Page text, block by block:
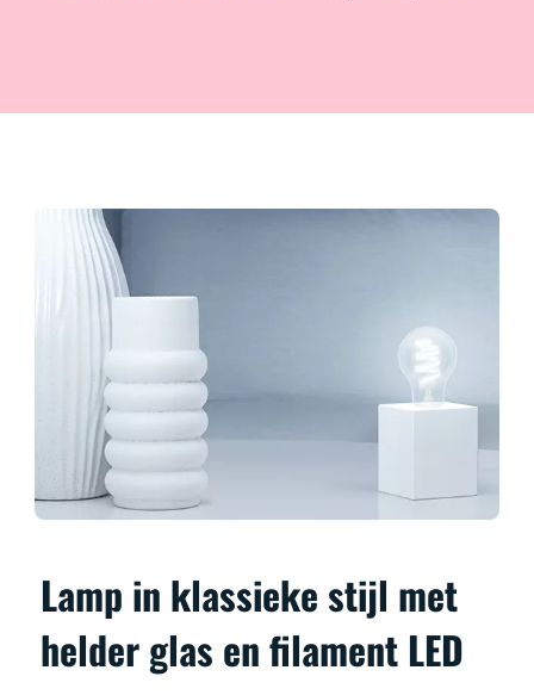
Lamp in klassieke stijl met
helder glas en filament LED